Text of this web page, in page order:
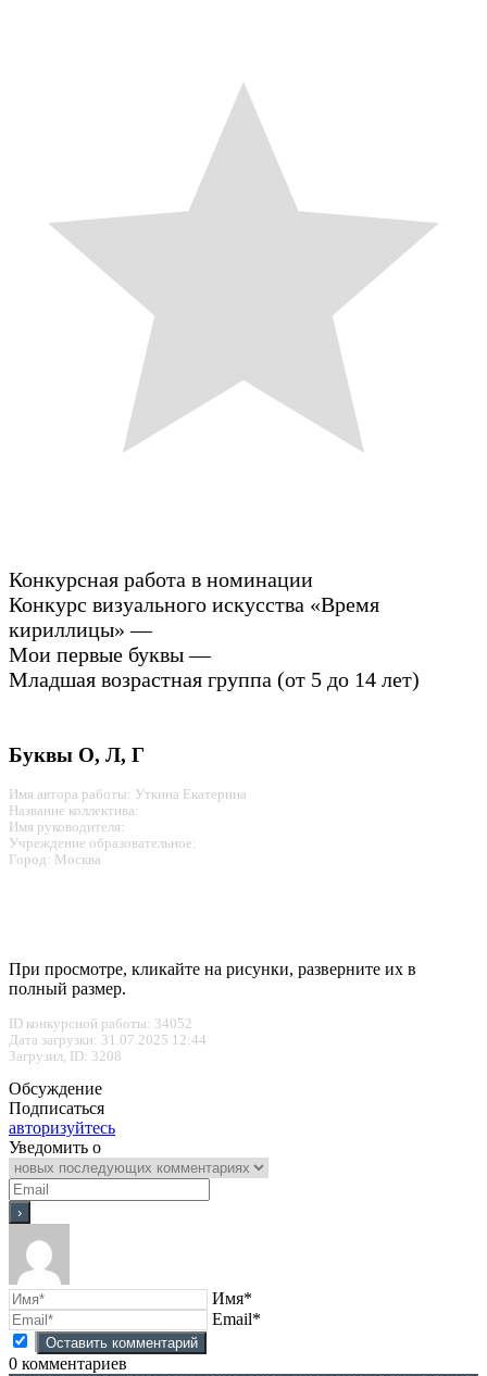
Конкурсная работа в номинации
Конкурс визуального искусства «Время
кириллицы» —
Мои первые буквы —
Младшая возрастная группа (от 5 до 14 лет)
Буквы О, Л, Г
Имя автора работы: Уткина Екатерина
Название коллектива:
Имя руководителя:
Учреждение образовательное:
Город: Москва
При просмотре, кликайте на рисунки, разверните их в
полный размер.
ID конкурсной работы: 34052
Дата загрузки: 31.07.2025 12:44
Загрузил, ID: 3208
Обсуждение
Подписаться
авторизуйтесь
Уведомить о
Имя*
Email*
0 комментариев